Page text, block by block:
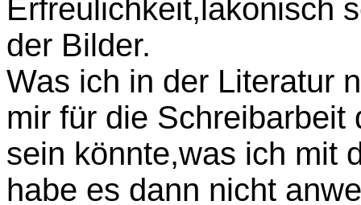
Erfreulichkeit,lakonisch
der Bilder.
Was ich in der Literatur
mir für die
sein könnte,was ich mit
habe es dann nicht